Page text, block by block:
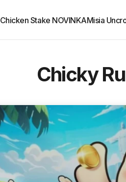
Chicken Stake NOVINKAMisia
Chicky